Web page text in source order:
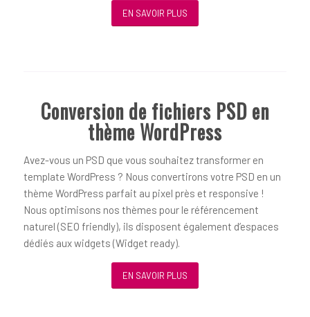
EN SAVOIR PLUS
Conversion de fichiers PSD en
thème WordPress
Avez-vous un PSD que vous souhaitez transformer en
template WordPress ? Nous convertirons votre PSD en un
thème WordPress parfait au pixel près et responsive !
Nous optimisons nos thèmes pour le référencement
naturel (SEO friendly), ils disposent également d’espaces
dédiés aux widgets (Widget ready).
EN SAVOIR PLUS